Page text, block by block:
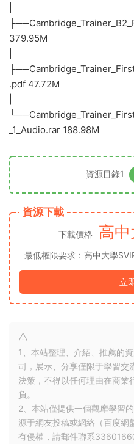
379.95M
.pdf 47.72M
_1_Audio.rar 188.98M
資源目錄1
資源下載
下載價格 高
最低權限要求：高中大學
立
1、本站整理、介紹、推薦的
司，展示、分享僅限于學習交
決策，不得以任何理由在商業
負。
2、本站僅提供一個觀摩學習
源于網友投稿或網絡（百度網
有侵權，請郵件聯系